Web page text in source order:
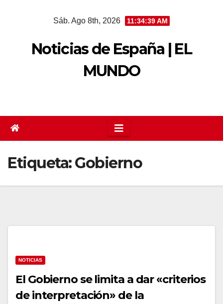
Sáb. Ago 8th, 2026 11:34:40 AM
Noticias de España | EL
MUNDO
Etiqueta:Gobierno
NOTICIAS
El Gobierno se limita a dar «criterios
de interpretación» de la